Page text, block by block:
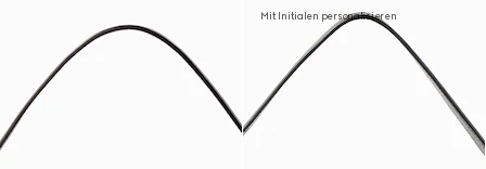
Mit Initialen personalisieren